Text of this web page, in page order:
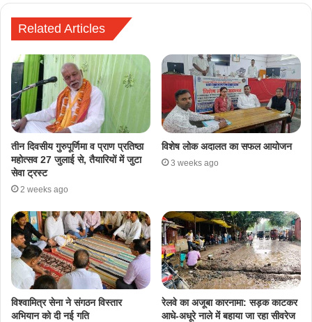
Related Articles
तीन दिवसीय गुरुपूर्णिमा व प्राण प्रतिष्ठा
महोत्सव 27 जुलाई से, तैयारियों में जुटा
सेवा ट्रस्ट
2 weeks ago
विशेष लोक अदालत का सफल आयोजन
3 weeks ago
​विश्वामित्र सेना ने संगठन विस्तार
अभियान को दी नई गति
रेलवे का अजूबा कारनामा: सड़क काटकर
आधे-अधूरे नाले में बहाया जा रहा सीवरेज